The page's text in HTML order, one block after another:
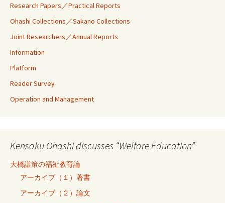
Research Papers／Practical Reports
Ohashi Collections／Sakano Collections
Joint Researchers／Annual Reports
Information
Platform
Reader Survey
Operation and Management
Kensaku Ohashi discusses “Welfare Education”
大橋謙策の福祉教育論
アーカイブ（１）著書
アーカイブ（２）論文